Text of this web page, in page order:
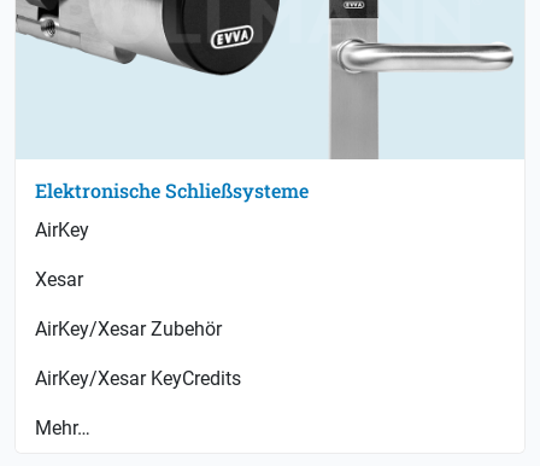
Elektronische Schließsysteme
AirKey
Xesar
AirKey/Xesar Zubehör
AirKey/Xesar KeyCredits
Mehr…